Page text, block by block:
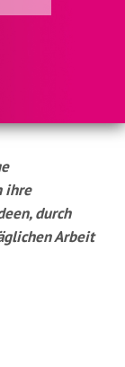
ihre
durch
Arbeit